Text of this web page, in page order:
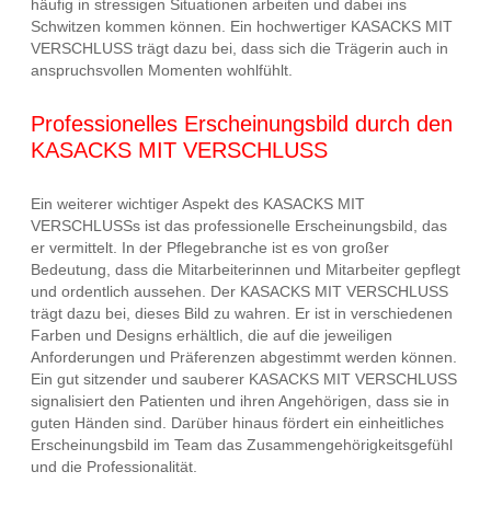
häufig in stressigen Situationen arbeiten und dabei ins
Schwitzen kommen können. Ein hochwertiger KASACKS MIT
VERSCHLUSS trägt dazu bei, dass sich die Trägerin auch in
anspruchsvollen Momenten wohlfühlt.
Professionelles Erscheinungsbild durch den
KASACKS MIT VERSCHLUSS
Ein weiterer wichtiger Aspekt des KASACKS MIT
VERSCHLUSSs ist das professionelle Erscheinungsbild, das
er vermittelt. In der Pflegebranche ist es von großer
Bedeutung, dass die Mitarbeiterinnen und Mitarbeiter gepflegt
und ordentlich aussehen. Der KASACKS MIT VERSCHLUSS
trägt dazu bei, dieses Bild zu wahren. Er ist in verschiedenen
Farben und Designs erhältlich, die auf die jeweiligen
Anforderungen und Präferenzen abgestimmt werden können.
Ein gut sitzender und sauberer KASACKS MIT VERSCHLUSS
signalisiert den Patienten und ihren Angehörigen, dass sie in
guten Händen sind. Darüber hinaus fördert ein einheitliches
Erscheinungsbild im Team das Zusammengehörigkeitsgefühl
und die Professionalität.